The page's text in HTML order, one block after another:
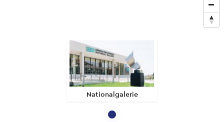
Nationalgalerie